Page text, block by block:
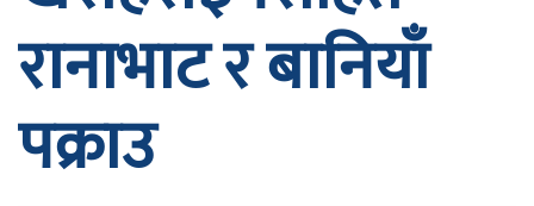
रानाभाट र बानियाँ
पक्राउ